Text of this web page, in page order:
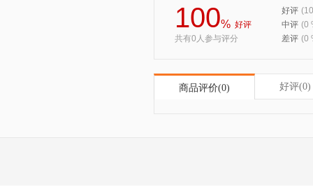
100% 好评
共有0人参与评分
好评
中评 (0
差评 (0
商品评价(0) 好评(0)